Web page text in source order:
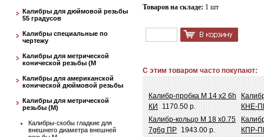
Калибры для дюймовой резьбы
55 градусов
Калибры специальные по
чертежу
Калибры для метрической
конической резьбы (М
Калибры для американской
конической дюймовой резьбы
Калибры для метрической
резьбы (М)
Калибры-скобы гладкие для
внешнего диаметра внешней
Товаров на складе: 1 шт
С этим товаром часто покупают:
Калибр-пробка М 14 х2 6h
КИ 1170.50 р.
КНЕ-
Калибр-кольцо М 18 х0.75
7g6g ПР 1943.00 р.
КПР-